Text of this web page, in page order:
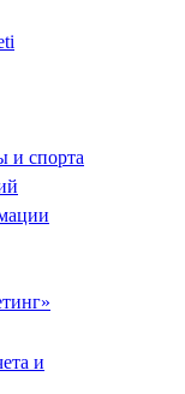
и спорта
и